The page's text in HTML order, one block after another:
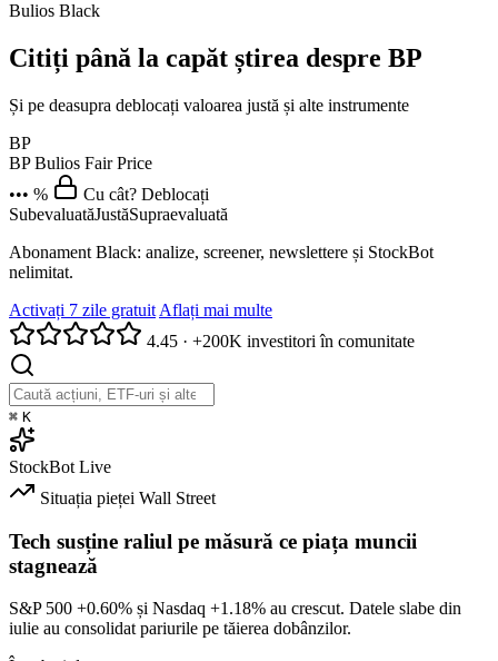
Bulios Black
Citiți până la capăt știrea despre BP
Și pe deasupra deblocați valoarea justă și alte instrumente
BP
BP Bulios Fair Price
••• %
Cu cât? Deblocați
SubevaluatăJustăSupraevaluată
Abonament Black: analize, screener, newslettere și StockBot
nelimitat.
Activați 7 zile gratuit Aflați mai multe
4.45 · +200K investitori în comunitate
⌘ K
StockBot Live
Situația pieței Wall Street
Tech susține raliul pe măsură ce piața muncii
stagnează
S&P 500 +0.60% și Nasdaq +1.18% au crescut. Datele slabe din
iulie au consolidat pariurile pe tăierea dobânzilor.